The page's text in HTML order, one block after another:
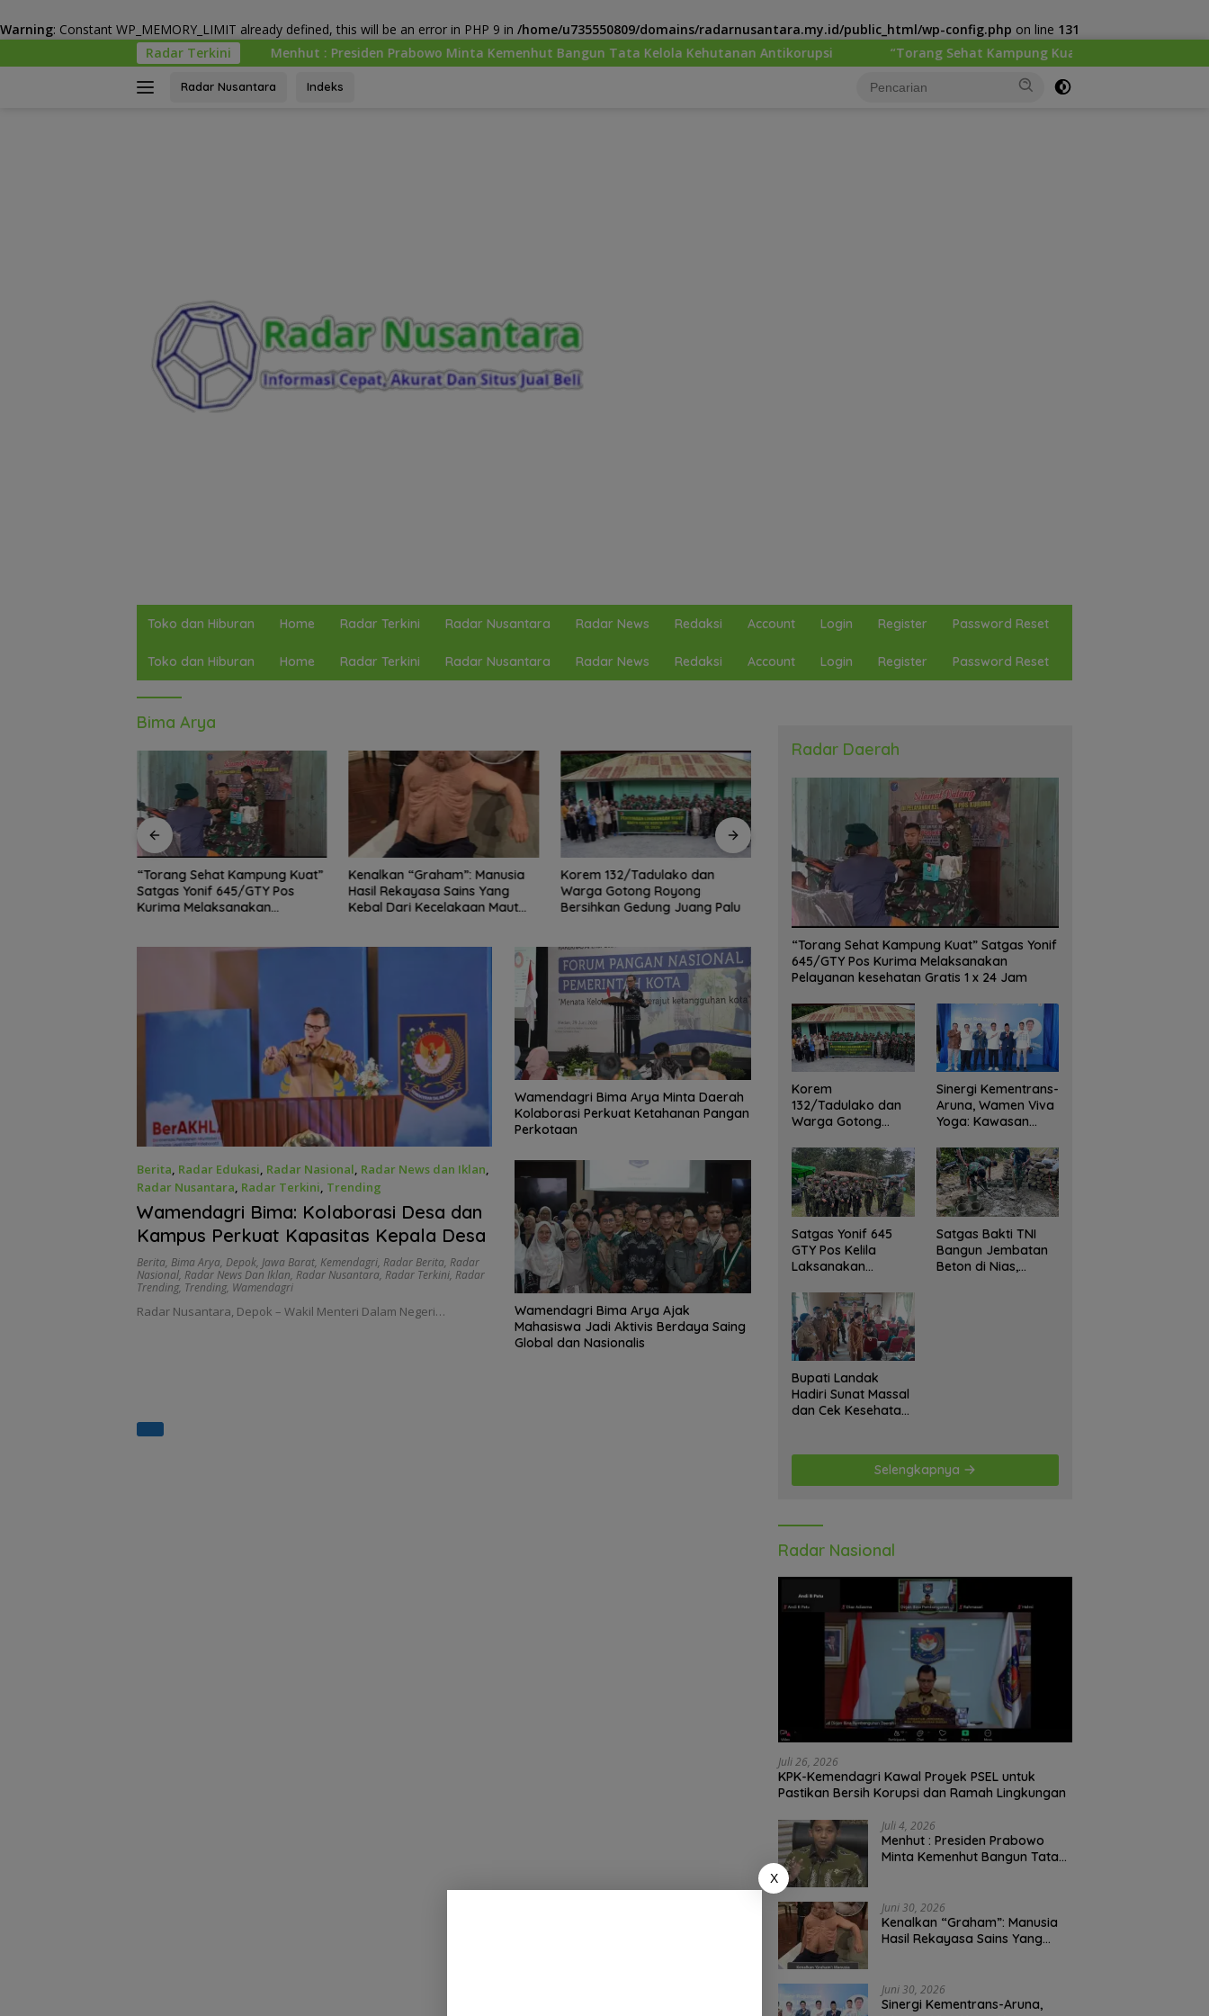
Warning: Constant WP_MEMORY_LIMIT already defined, this will be an error in PHP 9 in /home/u735550809/domains/radarnusantara.my.id/public_html/wp-config.php on line 131
ke
Radar Terkini
Menhut : Presiden Prabowo Minta Kemenhut Bangun Tata Kelola Kehutanan Antikorupsi “Torang Sehat Kampung Kuat” Satgas Yonif 645/GTY Pos Kurima
Radar Nusantara Indeks
Toko dan Hiburan Home Radar Terkini Radar Nusantara Radar News Redaksi Account Login Register Password Reset
Toko dan Hiburan Home Radar Terkini Radar Nusantara Radar News Redaksi Account Login Register Password Reset
Bima Arya
“Torang Sehat Kampung Kuat”
Satgas Yonif 645/GTY Pos
Kurima Melaksanakan
Kenalkan “Graham”: Manusia
Hasil Rekayasa Sains Yang
Kebal Dari Kecelakaan Maut
Korem 132/Tadulako dan
Warga Gotong Royong
Bersihkan Gedung Juang Palu
Sinergi Kementrans-Aruna,
Wamen Viva Yoga: Kawasan
Transmigrasi Sukses Ekspor
Rajungan Ke Pasar Global
Piloting Digitalisasi Bansos
Government Technology
Berita, Radar Edukasi, Radar Nasional, Radar News dan Iklan,
Radar Nusantara, Radar Terkini, Trending
Juni 30, 2026
Wamendagri Bima: Kolaborasi Desa dan
Kampus Perkuat Kapasitas Kepala Desa
Berita, Bima Arya, Depok, Jawa Barat, Kemendagri, Radar Berita, Radar
Nasional, Radar News Dan Iklan, Radar Nusantara, Radar Terkini, Radar
Trending, Trending, Wamendagri
Radar Nusantara, Depok – Wakil Menteri Dalam Negeri…
Wamendagri Bima Arya Minta Daerah
Kolaborasi Perkuat Ketahanan Pangan
Perkotaan
Wamendagri Bima Arya Ajak
Mahasiswa Jadi Aktivis Berdaya Saing
Global dan Nasionalis
Radar Daerah
“Torang Sehat Kampung Kuat” Satgas Yonif
645/GTY Pos Kurima Melaksanakan
Pelayanan kesehatan Gratis 1 x 24 Jam
Korem
132/Tadulako dan
Warga Gotong
Gedung Juang Palu
Sinergi Kementrans-
Aruna, Wamen Viva
Yoga: Kawasan
Sukses Ekspor
Rajungan Ke Pasar
Global
Satgas Yonif 645
GTY Pos Kelila
Laksanakan
Anjangsana
Ketempat Tokoh
Adat dan Lurah
Satgas Bakti TNI
Bangun Jembatan
Beton di Nias,
Bupati Landak
Hadiri Sunat Massal
dan Cek Kesehatan
Kegiatan
Selengkapnya
Radar Nasional
Juli 26, 2026
KPK-Kemendagri Kawal Proyek PSEL untuk
Pastikan Bersih Korupsi dan Ramah Lingkungan
Juli 4, 2026
Menhut : Presiden Prabowo
Minta Kemenhut Bangun Tata
Juni 30, 2026
Kenalkan “Graham”: Manusia
Hasil Rekayasa Sains Yang
Juni 30, 2026
Sinergi Kementrans-Aruna,
X